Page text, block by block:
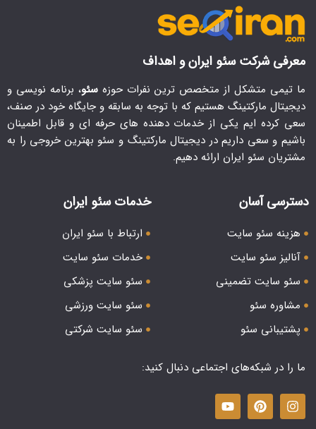
معرفی شرکت سئو ایران و اهداف
ما تیمی متشکل از متخصص ترین نفرات حوزه سئو، برنامه نویسی و
دیجیتال مارکتینگ هستیم که با توجه به سابقه و جایگاه خود در صنف،
سعی کرده ایم یکی از خدمات دهنده های حرفه ای و قابل اطمینان
باشیم و سعی داریم در دیجیتال مارکتینگ و سئو بهترین خروجی را به
مشتریان سئو ایران ارائه دهیم.
دسترسی آسان
هزینه سئو سایت
آنالیز سئو سایت
سئو سایت تضمینی
مشاوره سئو
پشتیبانی سئو
خدمات سئو ایران
ارتباط با سئو ایران
خدمات سئو سایت
سئو سایت پزشکی
سئو سایت ورزشی
سئو سایت شرکتی
ما را در شبکه‌های اجتماعی دنبال کنید: